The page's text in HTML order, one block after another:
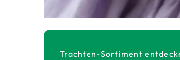
Trachten-Sortiment